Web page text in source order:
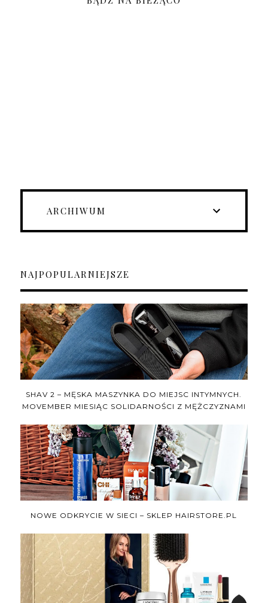
ARCHIWUM
NAJPOPULARNIEJSZE
SHAV 2 – MĘSKA MASZYNKA DO MIEJSC INTYMNYCH.
MOVEMBER MIESIĄC SOLIDARNOŚCI Z MĘŻCZYZNAMI
NOWE ODKRYCIE W SIECI – SKLEP HAIRSTORE.PL